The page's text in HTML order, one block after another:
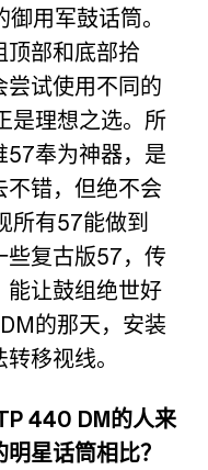
用军鼓话筒。
部和底部拾
试使用不同的
是理想之选。所
57奉为神器，是
错，但绝不会
所有57能做到
些复古版57，传
让鼓组绝世好
的那天，安装
移视线。
440 DM的人来
星话筒相比？